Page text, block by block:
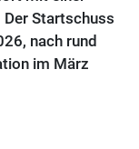
Startschuss
nach rund
im März